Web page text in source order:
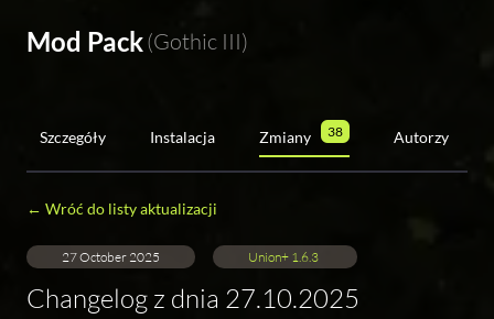
Mod Pack(Gothic III)
Szczegóły Instalacja Zmiany 38 Autorzy
← Wróć do listy aktualizacji
27 October 2025 Union+ 1.6.3
Changelog z dnia 27.10.2025